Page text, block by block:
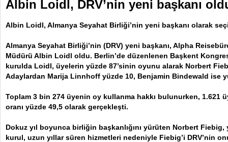
Albin Loidl, DRV’nin yeni başkanı
Albin Loidl, Almanya Seyahat Birliği’nin yeni başkanı olarak
Almanya Seyahat Birliği’nin (DRV) yeni başkanı, Alpha
Müdürü Albin Loidl oldu. Berlin’de düzenlenen Başkent
kurulda Loidl, üyelerin yüzde 87’sinin oyunu alarak Norbert
Adaylardan Marija Linnhoff yüzde 10, Benjamin Bindewald ise
Toplam 3 bin 274 üyenin oy kullanma hakkı bulunurken, 1.621
oranı yüzde 49,5 olarak gerçekleşti.
Dokuz yıl boyunca birliğin başkanlığını yürüten Norbert Fiebig,
kurul, uzun yıllar süren hizmetleri nedeniyle Fiebig’i DRV’nin